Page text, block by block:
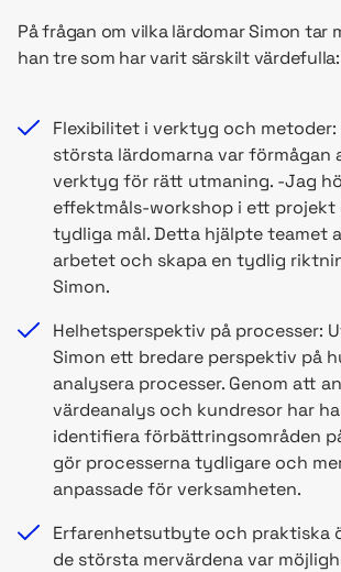
På frågan om vilka lärdomar Simon tar
han tre som har varit särskilt värdefulla:
Flexibilitet i verktyg och metoder:
största lärdomarna var förmågan
verktyg för rätt utmaning. -Jag
effektmåls-workshop i ett projekt
tydliga mål. Detta hjälpte teamet
arbetet och skapa en tydlig
Simon.
Helhetsperspektiv på processer:
Simon ett bredare perspektiv på
analysera processer. Genom att
värdeanalys och kundresor har
identifiera förbättringsområden
gör processerna tydligare och
anpassade för verksamheten.
Erfarenhetsutbyte och praktiska
de största mervärdena var